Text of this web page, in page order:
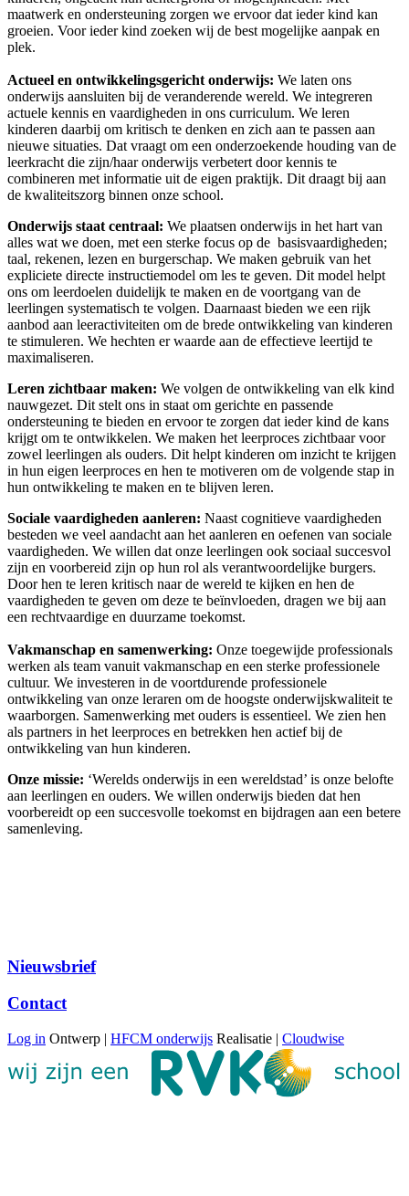
maatwerk en ondersteuning zorgen we ervoor dat ieder kind kan
groeien. Voor ieder kind zoeken wij de best mogelijke aanpak en
plek.
Actueel en ontwikkelingsgericht onderwijs: We laten ons
onderwijs aansluiten bij de veranderende wereld. We integreren
actuele kennis en vaardigheden in ons curriculum. We leren
kinderen daarbij om kritisch te denken en zich aan te passen aan
nieuwe situaties. Dat vraagt om een onderzoekende houding van de
leerkracht die zijn/haar onderwijs verbetert door kennis te
combineren met informatie uit de eigen praktijk. Dit draagt bij aan
de kwaliteitszorg binnen onze school.
Onderwijs staat centraal: We plaatsen onderwijs in het hart van
alles wat we doen, met een sterke focus op de basisvaardigheden;
taal, rekenen, lezen en burgerschap. We maken gebruik van het
expliciete directe instructiemodel om les te geven. Dit model helpt
ons om leerdoelen duidelijk te maken en de voortgang van de
leerlingen systematisch te volgen. Daarnaast bieden we een rijk
aanbod aan leeractiviteiten om de brede ontwikkeling van kinderen
te stimuleren. We hechten er waarde aan de effectieve leertijd te
maximaliseren.
Leren zichtbaar maken: We volgen de ontwikkeling van elk kind
nauwgezet. Dit stelt ons in staat om gerichte en passende
ondersteuning te bieden en ervoor te zorgen dat ieder kind de kans
krijgt om te ontwikkelen. We maken het leerproces zichtbaar voor
zowel leerlingen als ouders. Dit helpt kinderen om inzicht te krijgen
in hun eigen leerproces en hen te motiveren om de volgende stap in
hun ontwikkeling te maken en te blijven leren.
Sociale vaardigheden aanleren: Naast cognitieve vaardigheden
besteden we veel aandacht aan het aanleren en oefenen van sociale
vaardigheden. We willen dat onze leerlingen ook sociaal succesvol
zijn en voorbereid zijn op hun rol als verantwoordelijke burgers.
Door hen te leren kritisch naar de wereld te kijken en hen de
vaardigheden te geven om deze te beïnvloeden, dragen we bij aan
een rechtvaardige en duurzame toekomst.
Vakmanschap en samenwerking: Onze toegewijde professionals
werken als team vanuit vakmanschap en een sterke professionele
cultuur. We investeren in de voortdurende professionele
ontwikkeling van onze leraren om de hoogste onderwijskwaliteit te
waarborgen. Samenwerking met ouders is essentieel. We zien hen
als partners in het leerproces en betrekken hen actief bij de
ontwikkeling van hun kinderen.
Onze missie: ‘Werelds onderwijs in een wereldstad’ is onze belofte
aan leerlingen en ouders. We willen onderwijs bieden dat hen
voorbereidt op een succesvolle toekomst en bijdragen aan een betere
samenleving.
Nieuwsbrief
Contact
Log in Ontwerp | HFCM onderwijs Realisatie | Cloudwise